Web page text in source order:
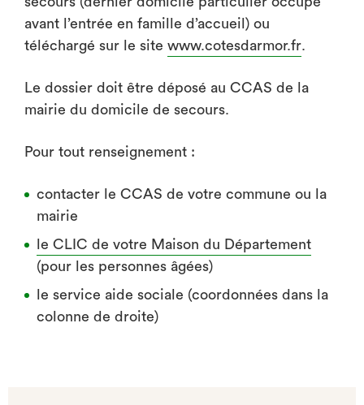
avant l’entrée en famille d’accueil) ou
téléchargé sur le site www.cotesdarmor.fr.
Le dossier doit être déposé au CCAS de la
mairie du domicile de secours.
Pour tout renseignement :
contacter le CCAS de votre commune ou la
mairie
le CLIC de votre Maison du Département
(pour les personnes âgées)
le service aide sociale (coordonnées dans la
colonne de droite)